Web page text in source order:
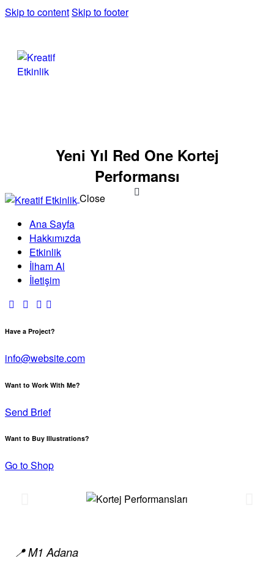
Skip to contentSkip to footer
Yeni Yıl Red One Kortej
Performansı
Close
Ana Sayfa
Hakkımızda
Etkinlik
İlham Al
İletişim
Have a Project?
info@website.com
Want to Work With Me?
Send Brief
Want to Buy Illustrations?
Go to Shop
📍 M1 Adana